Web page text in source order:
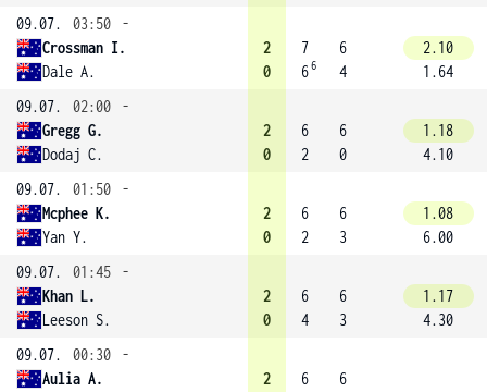
09.07.
03:50
-
Crossman I.
Dale A.
2
0
7
66
6
4
2.10
1.64
09.07.
02:00
-
Gregg G.
Dodaj C.
2
0
6
2
6
0
1.18
4.10
09.07.
01:50
-
Mcphee K.
Yan Y.
2
0
6
2
6
3
1.08
6.00
09.07.
01:45
-
Khan L.
Leeson S.
2
0
6
4
6
3
1.17
4.30
09.07.
00:30
-
Aulia A.
2
6
6